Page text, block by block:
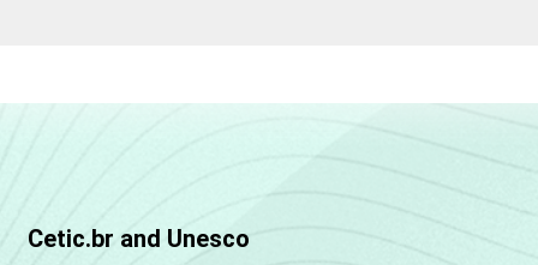
Cetic.br and Unesco